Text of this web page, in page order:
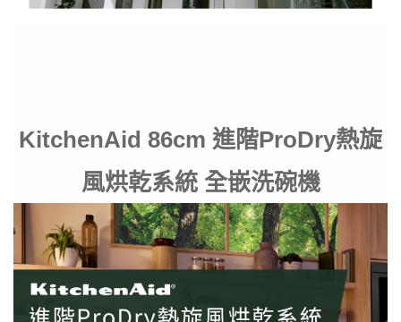
KitchenAid 86cm 進階ProDry熱旋
風烘乾系統 全嵌洗碗機